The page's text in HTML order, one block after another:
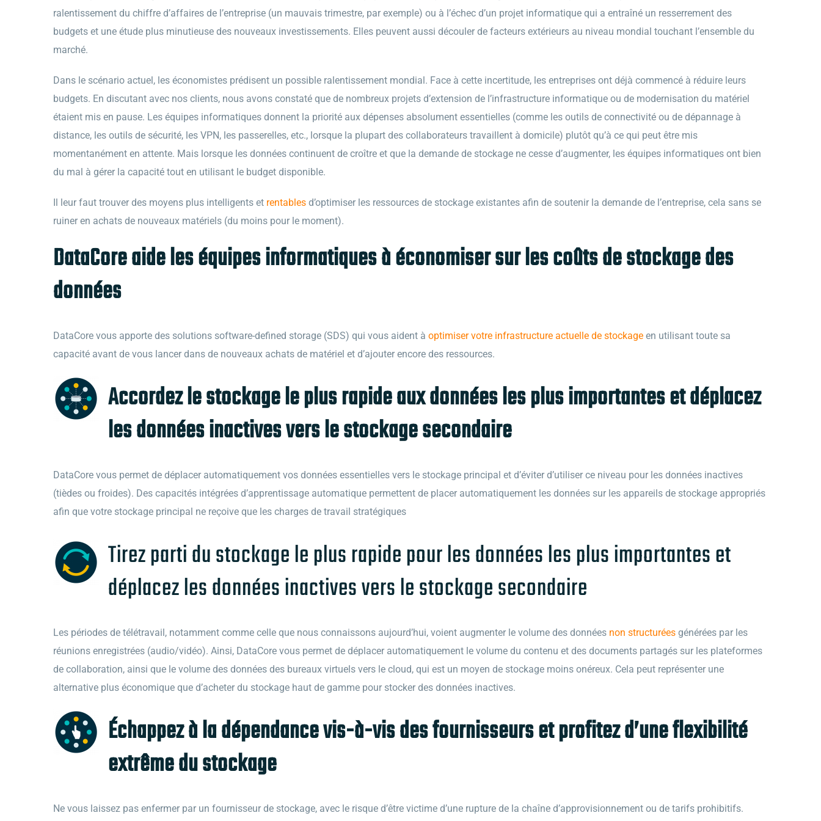
ralentissement du chiffre d’affaires de l’entreprise (un mauvais trimestre, par exemple) ou à l’échec d’un projet informatique qui a entraîné un resserrement des
budgets et une étude plus minutieuse des nouveaux investissements. Elles peuvent aussi découler de facteurs extérieurs au niveau mondial touchant l’ensemble du
marché.
Dans le scénario actuel, les économistes prédisent un possible ralentissement mondial. Face à cette incertitude, les entreprises ont déjà commencé à réduire leurs
budgets. En discutant avec nos clients, nous avons constaté que de nombreux projets d’extension de l’infrastructure informatique ou de modernisation du matériel
étaient mis en pause. Les équipes informatiques donnent la priorité aux dépenses absolument essentielles (comme les outils de connectivité ou de dépannage à
distance, les outils de sécurité, les VPN, les passerelles, etc., lorsque la plupart des collaborateurs travaillent à domicile) plutôt qu’à ce qui peut être mis
momentanément en attente. Mais lorsque les données continuent de croître et que la demande de stockage ne cesse d’augmenter, les équipes informatiques ont bien
du mal à gérer la capacité tout en utilisant le budget disponible.
Il leur faut trouver des moyens plus intelligents et rentables d’optimiser les ressources de stockage existantes afin de soutenir la demande de l’entreprise, cela sans se
ruiner en achats de nouveaux matériels (du moins pour le moment).
DataCore aide les équipes informatiques à économiser sur les coûts de stockage des
données
DataCore vous apporte des solutions software-defined storage (SDS) qui vous aident à optimiser votre infrastructure actuelle de stockage en utilisant toute sa
capacité avant de vous lancer dans de nouveaux achats de matériel et d’ajouter encore des ressources.
Accordez le stockage le plus rapide aux données les plus importantes et déplacez
les données inactives vers le stockage secondaire
DataCore vous permet de déplacer automatiquement vos données essentielles vers le stockage principal et d’éviter d’utiliser ce niveau pour les données inactives
(tièdes ou froides). Des capacités intégrées d’apprentissage automatique permettent de placer automatiquement les données sur les appareils de stockage appropriés
afin que votre stockage principal ne reçoive que les charges de travail stratégiques
Tirez parti du stockage le plus rapide pour les données les plus importantes et
déplacez les données inactives vers le stockage secondaire
Les périodes de télétravail, notamment comme celle que nous connaissons aujourd’hui, voient augmenter le volume des données non structurées générées par les
réunions enregistrées (audio/vidéo). Ainsi, DataCore vous permet de déplacer automatiquement le volume du contenu et des documents partagés sur les plateformes
de collaboration, ainsi que le volume des données des bureaux virtuels vers le cloud, qui est un moyen de stockage moins onéreux. Cela peut représenter une
alternative plus économique que d’acheter du stockage haut de gamme pour stocker des données inactives.
Échappez à la dépendance vis-à-vis des fournisseurs et profitez d’une flexibilité
extrême du stockage
Ne vous laissez pas enfermer par un fournisseur de stockage, avec le risque d’être victime d’une rupture de la chaîne d’approvisionnement ou de tarifs prohibitifs.